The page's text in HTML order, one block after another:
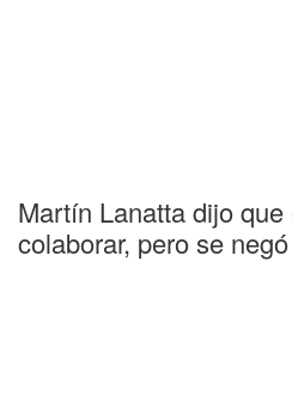
Martín Lanatta dijo
colaborar, pero se